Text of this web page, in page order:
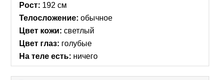
Рост: 192 см
Телосложение: обычное
Цвет кожи: светлый
Цвет глаз: голубые
На теле есть: ничего